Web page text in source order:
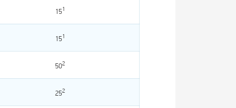
151
151
502
252